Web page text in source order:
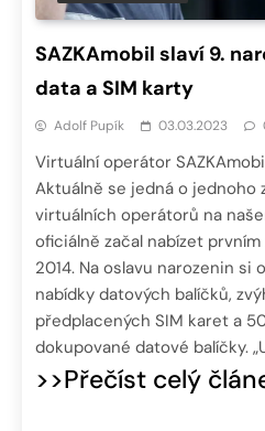
SAZKAmobil slaví 9.
data a SIM karty
Adolf Pupík 03.03.2023
Virtuální operátor
Aktuálně se jedná o jednoho
virtuálních operátorů na
oficiálně začal nabízet prvním
2014. Na oslavu narozenin
nabídky datových balíčků,
předplacených SIM karet a
dokupované datové balíčky.
>>Přečíst celý